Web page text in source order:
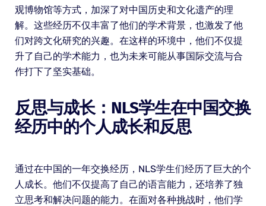
观博物馆等方式，加深了对中国历史和文化遗产的理
解。这些经历不仅丰富了他们的学术背景，也激发了他
们对跨文化研究的兴趣。在这样的环境中，他们不仅提
升了自己的学术能力，也为未来可能从事国际交流与合
作打下了坚实基础。
反思与成长：NLS学生在中国交换
经历中的个人成长和反思
通过在中国的一年交换经历，NLS学生们经历了巨大的个
人成长。他们不仅提高了自己的语言能力，还培养了独
立思考和解决问题的能力。在面对各种挑战时，他们学